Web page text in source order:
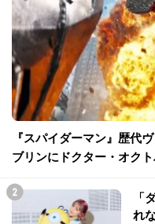
『スパイダーマン』歴代
ブリンにドクター・オク
「
れ